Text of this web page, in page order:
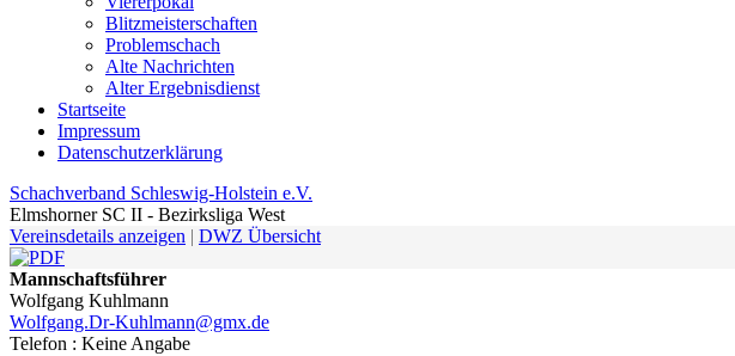
Blitzmeisterschaften
Problemschach
Alte Nachrichten
Alter Ergebnisdienst
Startseite
Impressum
Datenschutzerklärung
Schachverband Schleswig-Holstein e.V.
Elmshorner SC II - Bezirksliga West
Vereinsdetails anzeigen | DWZ Übersicht
Mannschaftsführer
Wolfgang Kuhlmann
Wolfgang.Dr-Kuhlmann@gmx.de
Telefon : Keine Angabe